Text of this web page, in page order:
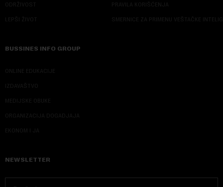
ODRŽIVOST
LEPŠI ŽIVOT
PRAVILA KORIŠĆENJA
SMERNICE ZA PRIMENU VEŠTAČKE
BUSSINES INFO GROUP
ONLINE EDUKACIJE
IZDAVAŠTVO
MEDIJSKE OBUKE
ORGANIZACIJA DOGADJAJA
EKONOM I JA
NEWSLETTER